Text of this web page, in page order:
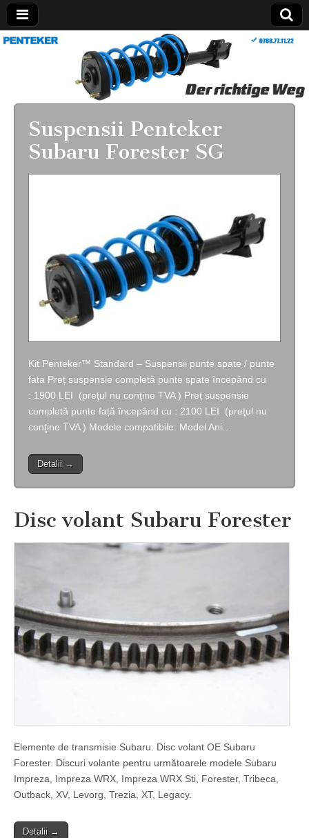
penteker.ro
Suspensii Penteker
Subaru Forester SG
Kit Penteker™ Standard – Suspensii punte spate / punte
fata Preț suspensie completă punte spate începând cu
: 1900 LEI (preţul nu conţine TVA ) Preț suspensie
completă punte față începând cu : 2100 LEI (preţul nu
conţine TVA ) Modele compatibile: Model Ani…
Detalii →
Disc volant Subaru Forester
Elemente de transmisie Subaru. Disc volant OE Subaru
Forester. Discuri volante pentru următoarele modele Subaru
Impreza, Impreza WRX, Impreza WRX Sti, Forester, Tribeca,
Outback, XV, Levorg, Trezia, XT, Legacy.
Detalii →